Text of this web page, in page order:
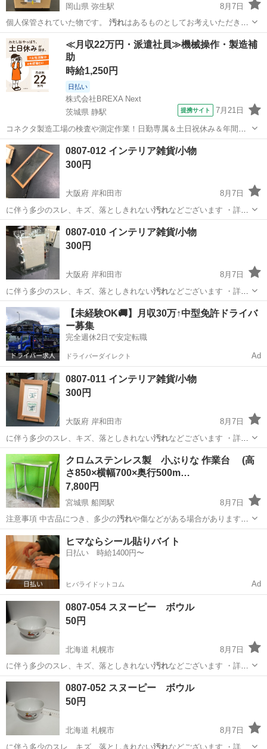
岡山県 弥生駅
8月7日
個人保管されていた物です。 汚れはあるものとしてお考えいただき、
購入者…
岡山 倉敷市 弥生駅 椅子
≪月収22万円・派遣社員≫機械操作・製造補
助
時給1,250円
日払い
株式会社BREXA Next
茨城県 静駅
提携サイト 7月21日
コネクタ製造工場の検査や測定作業！日勤専属＆土日祝休み＆年間休
日128日★クリーンルーム内作業★マイカー通勤OK＆無料駐車場あり
★就業先食堂利用可！日払い制度あり！《茨城県常陸大宮市》 人気の
工場のお仕事 ◇コネクタ製造工...
茨城 常陸大宮市 その他
0807-012 インテリア雑貨/小物
300円
大阪府 岸和田市
8月7日
に伴う多少のスレ、キズ、落としきれない汚れなどございます ・詳細
は現地でご確認…
大阪 岸和田市 インテリア雑貨/小物 現地
0807-010 インテリア雑貨/小物
300円
大阪府 岸和田市
8月7日
に伴う多少のスレ、キズ、落としきれない汚れなどございます ・詳細
は現地でご確認…
大阪 岸和田市 インテリア雑貨/小物 現地
【未経験OK🚚】月収30万↑中型免許ドライバ
ー募集
完全週休2日で安定転職
ドライバーダイレクト Ad
0807-011 インテリア雑貨/小物
300円
大阪府 岸和田市
8月7日
に伴う多少のスレ、キズ、落としきれない汚れなどございます ・詳細
は現地でご確認…
大阪 岸和田市 インテリア雑貨/小物 現地
クロムステンレス製 小ぶりな 作業台 (高
さ850×横幅700×奥行500m…
7,800円
宮城県 船岡駅
8月7日
注意事項 中古品につき、多少の汚れや傷などがある場合があります。
店舗…
宮城 柴田郡 船岡駅 その他 ステンレス製
ヒマならシール貼りバイト
日払い 時給1400円〜
ヒバライドットコム Ad
0807-054 スヌーピー ボウル
50円
北海道 札幌市
8月7日
に伴う多少のスレ、キズ、落としきれない汚れなどございます ・詳細
は現地でご確認…
北海道 札幌市 食器 スヌーピー
0807-052 スヌーピー ボウル
50円
北海道 札幌市
8月7日
に伴う多少のスレ、キズ、落としきれない汚れなどございます ・詳細